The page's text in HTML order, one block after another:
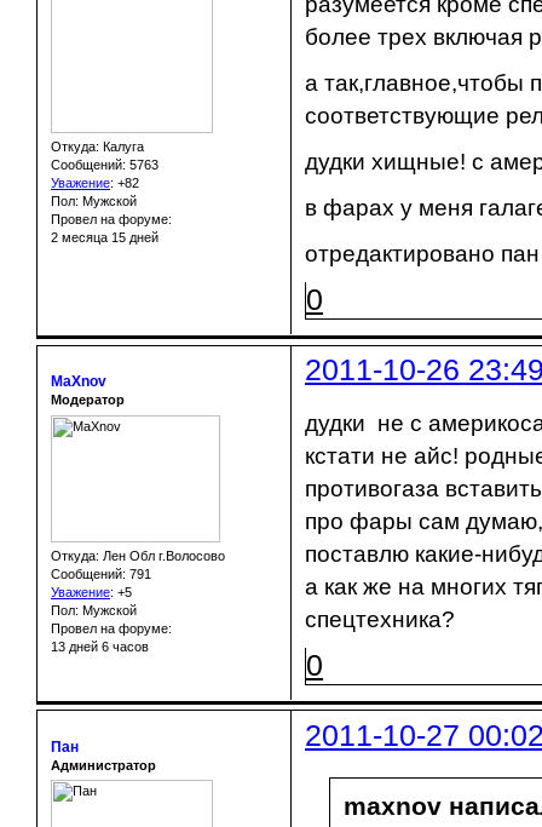
Откуда: Калуга
Сообщений: 5763
Уважение: +82
Пол: Мужской
Провел на форуме:
2 месяца 15 дней
более трех включая
а так,главное,чтобы
соответствующие
дудки хищные! с
в фарах у меня
отредактировано
0
2011-10-26
MaXnov
Модератор
Откуда: Лен Обл г.Волосово
Сообщений: 791
Уважение: +5
Пол: Мужской
Провел на форуме:
13 дней 6 часов
дудки не с
кстати не айс!
противогаза
про фары сам
поставлю какие-
а как же на многих
спецтехника?
0
2011-10-27
Пан
Администратор
maxnov